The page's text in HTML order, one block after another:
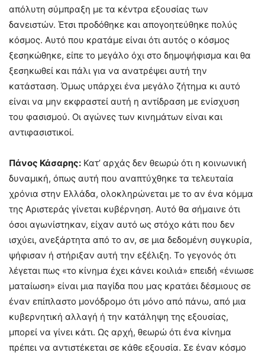
απόλυτη σύμπραξη με τα κέντρα εξουσίας των
δανειστών. Έτσι προδόθηκε και απογοητεύθηκε πολύς
κόσμος. Αυτό που κρατάμε είναι ότι αυτός ο κόσμος
ξεσηκώθηκε, είπε το μεγάλο όχι στο δημοψήφισμα και θα
ξεσηκωθεί και πάλι για να ανατρέψει αυτή την
κατάσταση. Όμως υπάρχει ένα μεγάλο ζήτημα κι αυτό
είναι να μην εκφραστεί αυτή η αντίδραση με ενίσχυση
του φασισμού. Οι αγώνες των κινημάτων είναι και
αντιφασιστικοί.
Πάνος Κάσαρης: Κατ’ αρχάς δεν θεωρώ ότι η κοινωνική
δυναμική, όπως αυτή που αναπτύχθηκε τα τελευταία
χρόνια στην Ελλάδα, ολοκληρώνεται με το αν ένα κόμμα
της Αριστεράς γίνεται κυβέρνηση. Αυτό θα σήμαινε ότι
όσοι αγωνίστηκαν, είχαν αυτό ως στόχο κάτι που δεν
ισχύει, ανεξάρτητα από το αν, σε μια δεδομένη συγκυρία,
ψήφισαν ή στήριξαν αυτή την εξέλιξη. Το γεγονός ότι
λέγεται πως «το κίνημα έχει κάνει κοιλιά» επειδή «ένιωσε
ματαίωση» είναι μια παγίδα που μας κρατάει δέσμιους σε
έναν επίπλαστο μονόδρομο ότι μόνο από πάνω, από μια
κυβερνητική αλλαγή ή την κατάληψη της εξουσίας,
μπορεί να γίνει κάτι. Ως αρχή, θεωρώ ότι ένα κίνημα
πρέπει να αντιστέκεται σε κάθε εξουσία. Σε έναν κόσμο